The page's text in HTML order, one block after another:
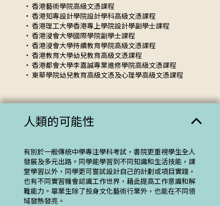
• 香港藝術學院高級文憑課程
• 香港知專設計學院設計學科高級文憑課程
• 香港理工大學香港專上學院設計學副學士課程
• 香港浸會大學國際學院副學士課程
• 香港浸會大學持續教育學院高級文憑課程
• 香港教育大學幼兒教育高級文憑課程
• 香港都會大學李嘉誠專業進修學院高級文憑課程
• 東華學院幼兒教育高級文憑及心理學高級文憑課程
人類的可能性
有別於一般傳統中學專注學科考試，書院更重視學生全人
發展及多元出路。同學能學習到不同知識和生活技能，課
堂學習以外，同學更可嘗試設計自己的計劃或項目實踐，
也有不同實習機會認識工作世界，藉此提高工作意識和解
難能力。畢業生除了投身文化藝術行業外，也能在不同領
域發熱發亮。